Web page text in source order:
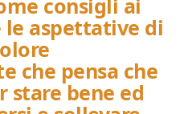
aspettative di
che pensa che
stare bene ed